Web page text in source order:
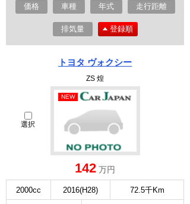
価格 車種 年式 走行距離
排気量 登録順
トヨタ ヴォクシー
ZS 煌
選択
NEW
142 万円
2000cc 2016(H28) 72.5千Km